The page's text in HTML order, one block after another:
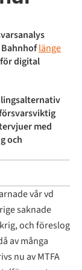
Bahnhoflänge
digital
med
och
vår vd
saknade
och föreslog
av många
nu av MTFA